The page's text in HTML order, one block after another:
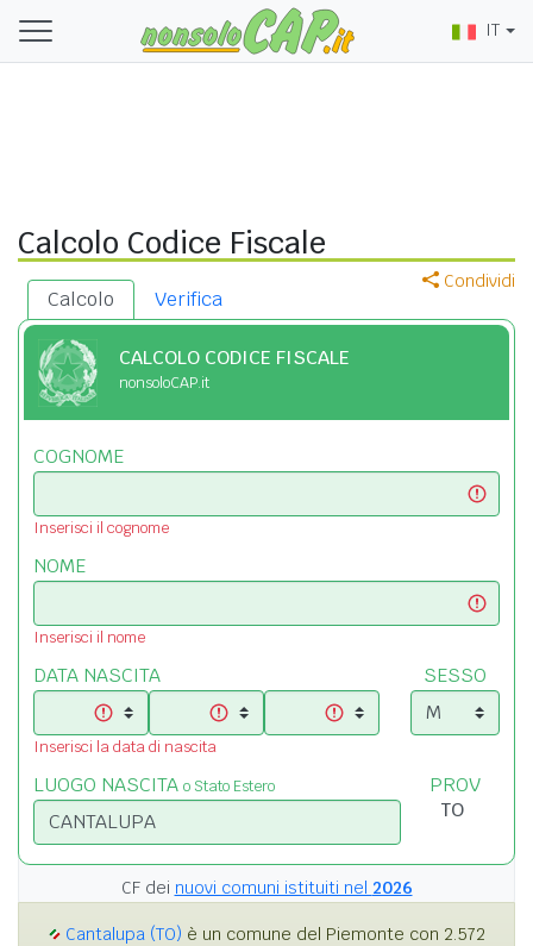
IT
Calcolo Codice Fiscale
Condividi
Calcolo Verifica
CALCOLO CODICE FISCALE
nonsoloCAP.it
COGNOME
Inserisci il cognome
NOME
Inserisci il nome
DATA NASCITA
Inserisci la data di nascita
SESSO
LUOGO NASCITA o Stato Estero PROV
CF dei nuovi comuni istituiti nel 2026
Cantalupa (TO) è un comune del Piemonte con 2.572